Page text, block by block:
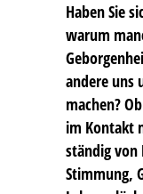
Haben Sie
warum
andere uns
machen?
im Kontakt
ständig von
Stimmung,